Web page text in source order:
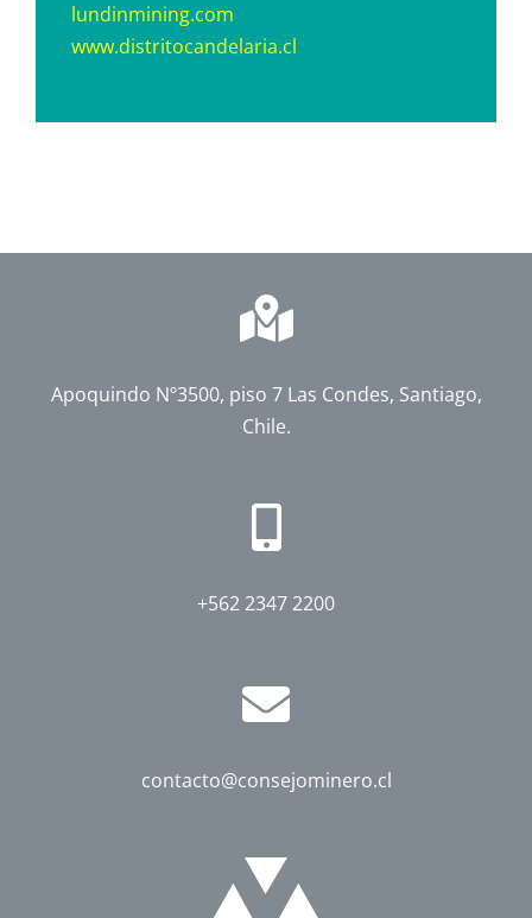
lundinmining.com
www.distritocandelaria.cl
Apoquindo Nº3500, piso 7 Las Condes, Santiago,
Chile.
+562 2347 2200
contacto@consejominero.cl